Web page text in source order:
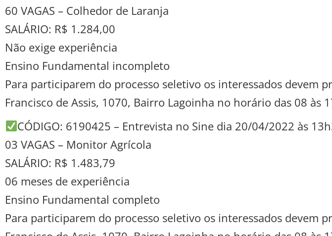
60 VAGAS – Colhedor de Laranja
SALÁRIO: R$ 1.284,00
Não exige experiência
Ensino Fundamental incompleto
Para participarem do processo seletivo os interessados devem
Francisco de Assis, 1070, Bairro Lagoinha no horário das 08
CÓDIGO: 6190425 – Entrevista no Sine dia 20/04/2022 às
03 VAGAS – Monitor Agrícola
SALÁRIO: R$ 1.483,79
06 meses de experiência
Ensino Fundamental completo
Para participarem do processo seletivo os interessados devem